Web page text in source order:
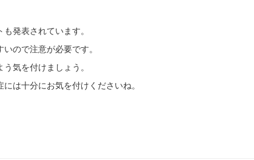
発表されています。
ので注意が必要です。
気を付けましょう。
は十分にお気を付けくださいね。